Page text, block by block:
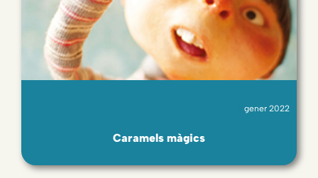
gener 2022
Caramels màgics